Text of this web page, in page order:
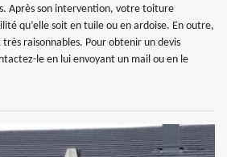
Après son intervention, votre toiture
qu’elle soit en tuile ou en ardoise. En outre,
très raisonnables. Pour obtenir un devis
le en lui envoyant un mail ou en le